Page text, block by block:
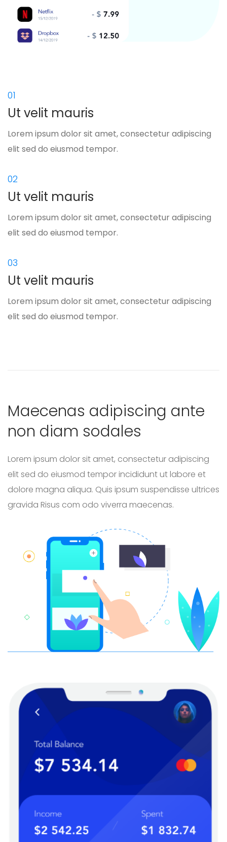
01
Ut velit mauris
Lorem ipsum dolor sit amet, consectetur adipiscing
elit sed do eiusmod tempor.
02
Ut velit mauris
Lorem ipsum dolor sit amet, consectetur adipiscing
elit sed do eiusmod tempor.
03
Ut velit mauris
Lorem ipsum dolor sit amet, consectetur adipiscing
elit sed do eiusmod tempor.
Maecenas adipiscing ante
non diam sodales
Lorem ipsum dolor sit amet, consectetur adipiscing
elit sed do eiusmod tempor incididunt ut labore et
dolore magna aliqua. Quis ipsum suspendisse ultrices
gravida Risus com odo viverra maecenas.